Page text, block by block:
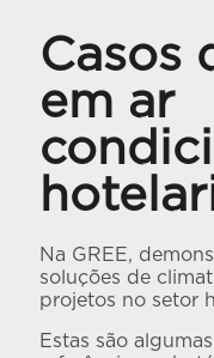
Casos
em ar
Na GREE,
soluções de
projetos no setor
Estas são